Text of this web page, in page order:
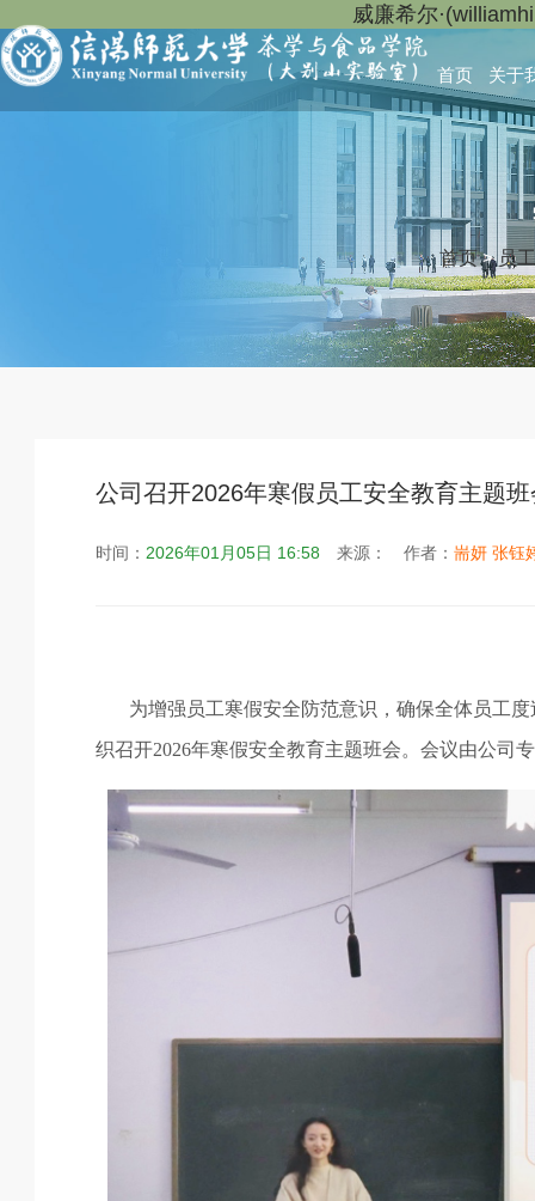
威廉希尔
首页 关于
首页> 员
公司召开2026年寒假员工安全教育主题班
时间： 2026年01月05日 16:58 来源： 作者： 耑妍 张钰
为增强员工寒假安全防范意识，确保全体员工
织召开2026年寒假安全教育主题班会。会议由公司